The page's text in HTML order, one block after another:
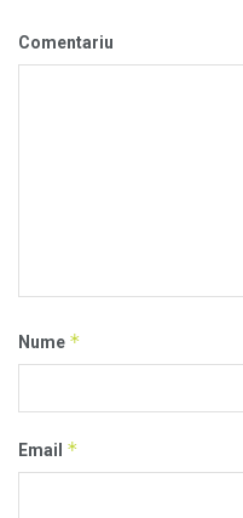
Comentariu
Nume *
Email *